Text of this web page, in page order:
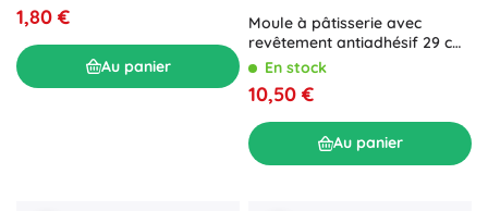
1,80 €
Au panier
Moule à pâtisserie avec
revêtement antiadhésif 29 cm
x 22 cm x 6 cm marron
En stock
10,50 €
Au panier